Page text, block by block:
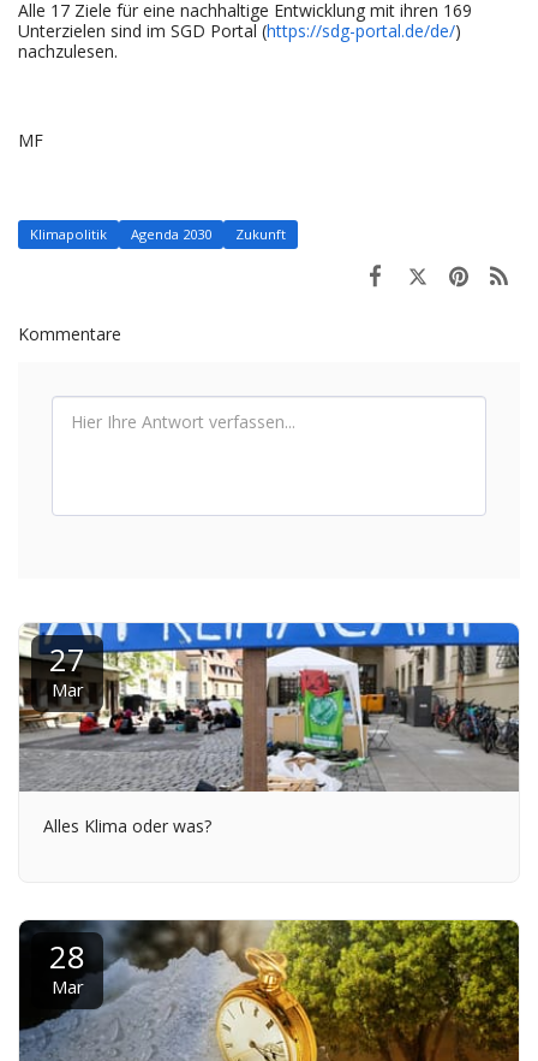
Alle 17 Ziele für eine nachhaltige Entwicklung mit ihren 169
Unterzielen sind im SGD Portal (https://sdg-portal.de/de/)
nachzulesen.
MF
Klimapolitik Agenda 2030 Zukunft
Kommentare
27
Mar
Alles Klima oder was?
28
Mar